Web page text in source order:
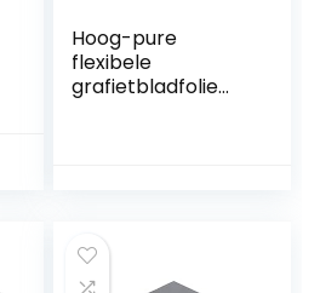
Hoog-pure
flexibele
grafietbladfolie